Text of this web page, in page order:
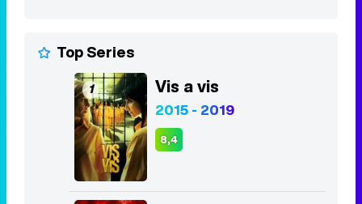
Top Series
1 Vis a vis
2015 - 2019
8,4